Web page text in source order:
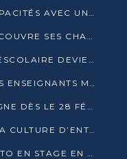
AGL CONGO RENFORCE SES CAPACITÉS AVEC UNE GRUE DE 250 TONNES
CAN 2025 : L’ÉTAT SÉNÉGALAIS COUVRE SES CHAMPIONS D’AFRIQUE DE RÉCOMPENSES EXCEPTIONNELLES
ÉDUCATION AU CONGO : LE PRÉSCOLAIRE DEVIENT OBLIGATOIRE, LE BTS CONSACRÉ DIPLÔME D’ÉTAT
ENSEIGNEMENT SUPÉRIEUR : LES ENSEIGNANTS MAINTIENNENT LA GRÈVE ET EXIGENT UN ACCORD ÉCRIT AVEC L’ÉTAT
PRÉSIDENTIELLE 2026 : CAMPAGNE DÈS LE 28 FÉVRIER, SCRUTIN LES 12 ET 15 MARS
CONGO TERMINAL RENFORCE SA CULTURE D’ENTREPRISE AVEC LE PROGRAMME « WIN TOGETHER »
FOOTBALL : BOREL TOMANDZOTO EN STAGE EN ESPAGNE AVEC POLISSYA FC